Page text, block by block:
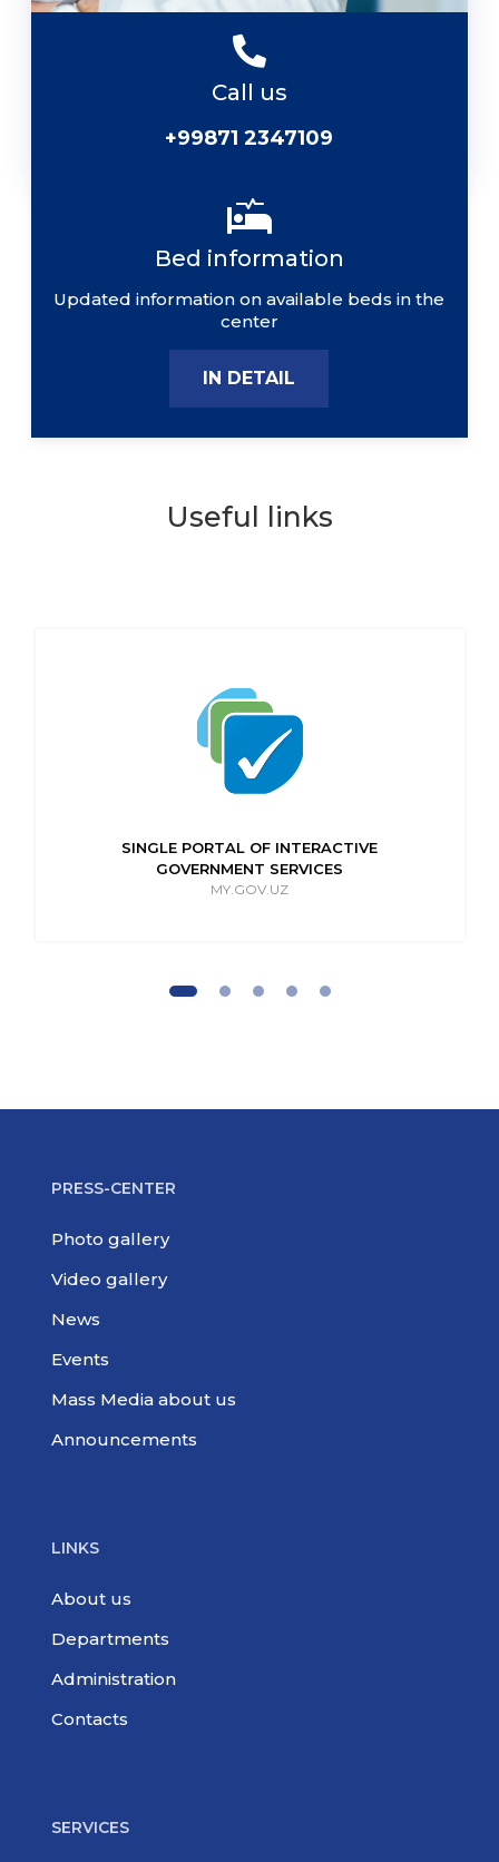
Call us
+99871 2347109
Bed information
Updated information on available beds in the
center
IN DETAIL
Useful links
SINGLE PORTAL OF INTERACTIVE
GOVERNMENT SERVICES
MY.GOV.UZ
PRESS-CENTER
Photo gallery
Video gallery
News
Events
Mass Media about us
Announcements
LINKS
About us
Departments
Administration
Contacts
SERVICES